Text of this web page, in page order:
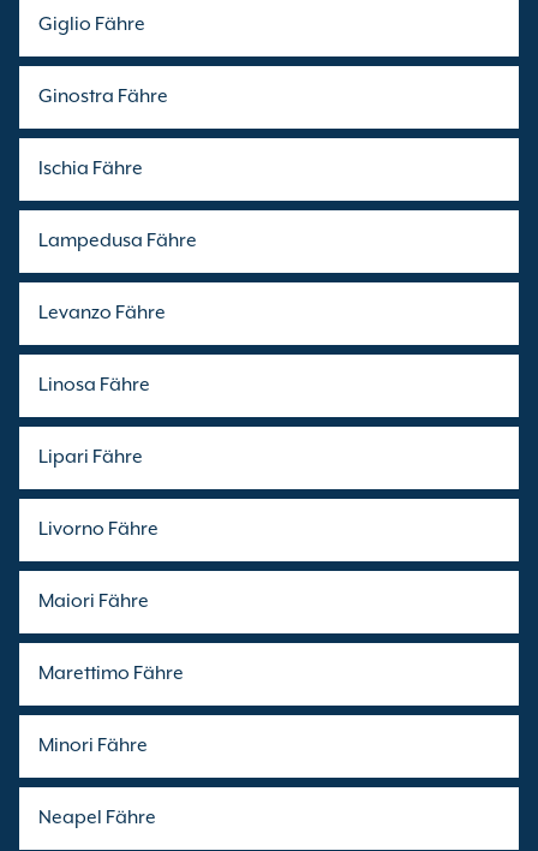
Giglio Fähre
Ginostra Fähre
Ischia Fähre
Lampedusa Fähre
Levanzo Fähre
Linosa Fähre
Lipari Fähre
Livorno Fähre
Maiori Fähre
Marettimo Fähre
Minori Fähre
Neapel Fähre